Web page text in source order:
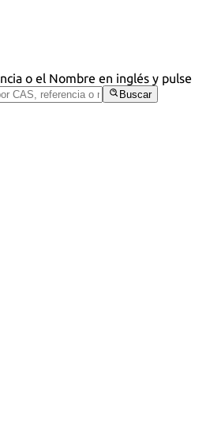
o el Nombre en inglés y pulse
Buscar